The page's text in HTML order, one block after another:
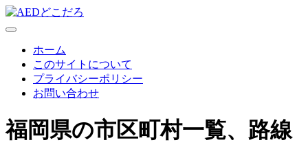
ホーム
このサイトについて
プライバシーポリシー
お問い合わせ
福岡県の市区町村一覧、路線